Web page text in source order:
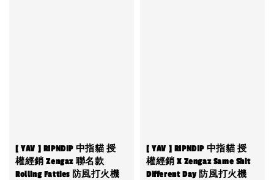
[ YAV ] RIPNDIP 中指貓 授
權經銷 Zengaz 聯名款
Rolling Fatties 防風打火機
[ YAV ] RIPNDIP 中指貓 授
權經銷 X Zengaz Same Shit
Different Day 防風打火機